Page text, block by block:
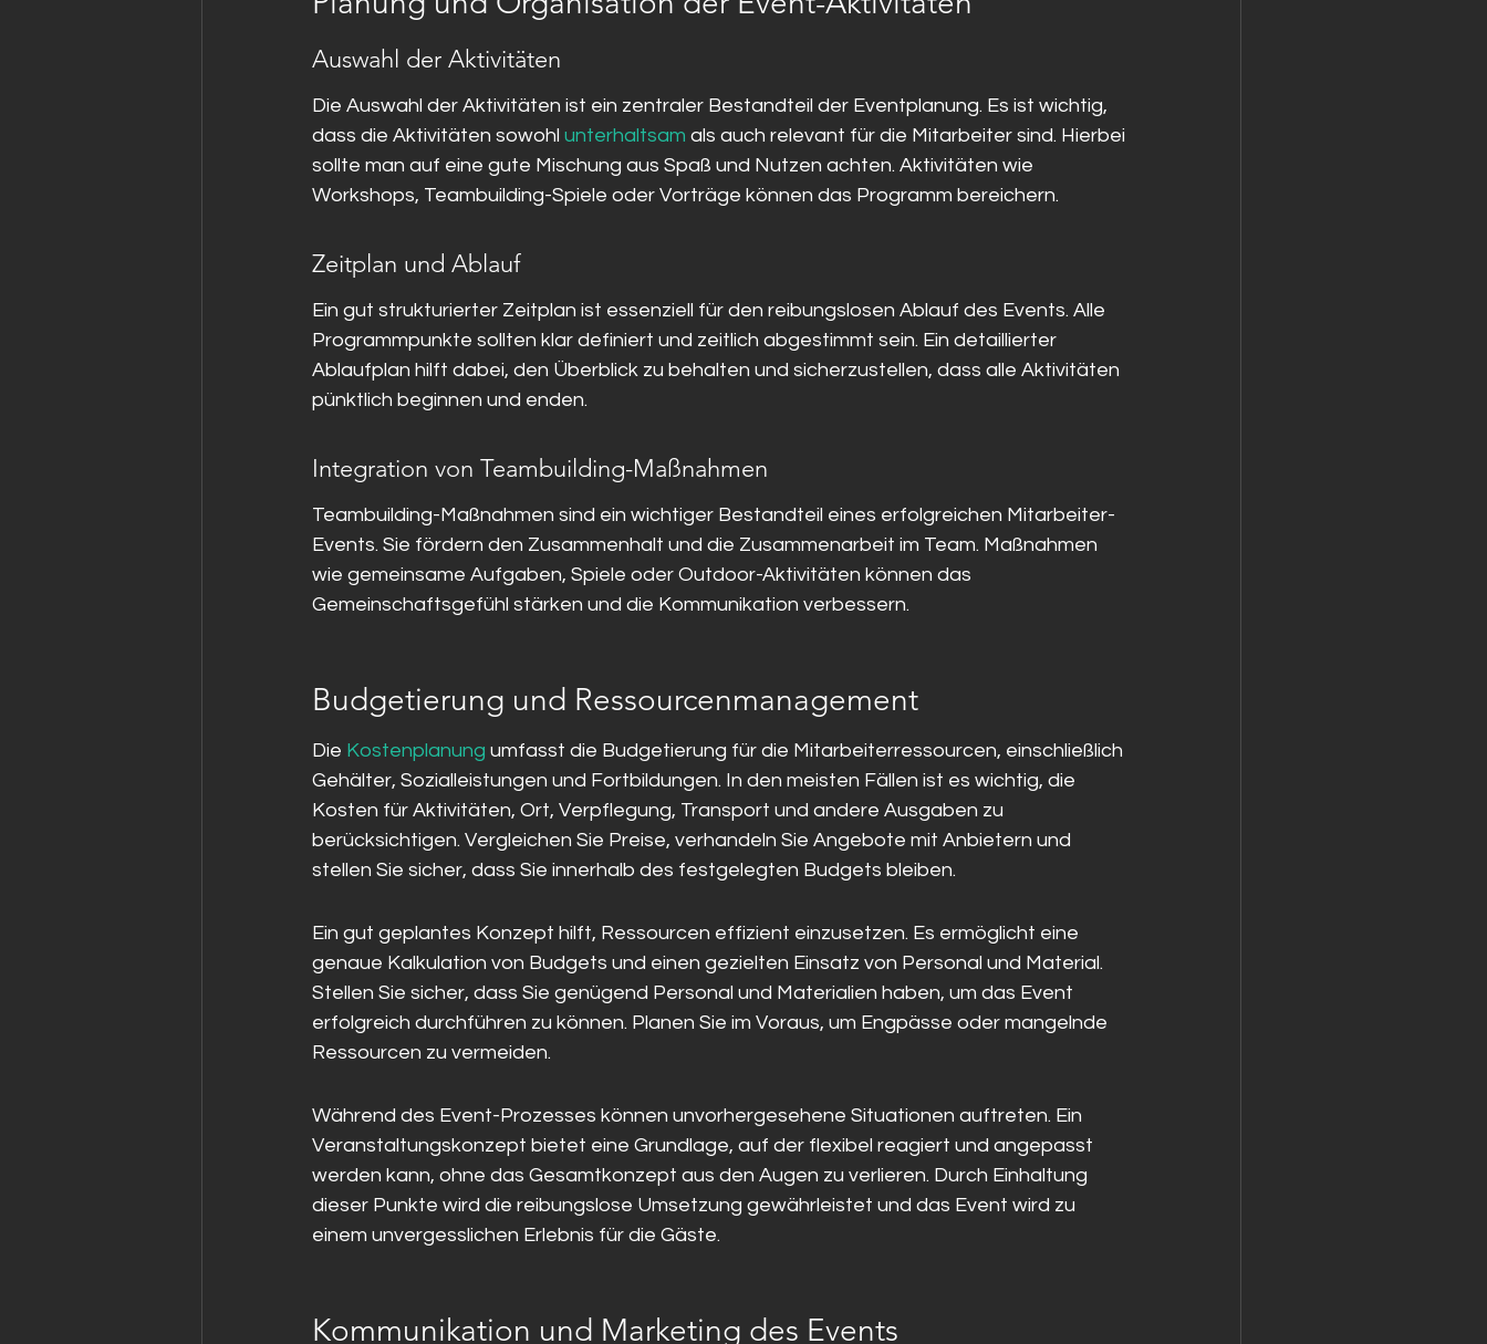
Auswahl der Aktivitäten
Die Auswahl der Aktivitäten ist ein zentraler Bestandteil der Eventplanung. Es ist wichtig,
dass die Aktivitäten sowohl unterhaltsam als auch relevant für die Mitarbeiter sind. Hierbei
sollte man auf eine gute Mischung aus Spaß und Nutzen achten. Aktivitäten wie
Workshops, Teambuilding-Spiele oder Vorträge können das Programm bereichern.
Zeitplan und Ablauf
Ein gut strukturierter Zeitplan ist essenziell für den reibungslosen Ablauf des Events. Alle
Programmpunkte sollten klar definiert und zeitlich abgestimmt sein. Ein detaillierter
Ablaufplan hilft dabei, den Überblick zu behalten und sicherzustellen, dass alle Aktivitäten
pünktlich beginnen und enden.
Integration von Teambuilding-Maßnahmen
Teambuilding-Maßnahmen sind ein wichtiger Bestandteil eines erfolgreichen Mitarbeiter-
Events. Sie fördern den Zusammenhalt und die Zusammenarbeit im Team. Maßnahmen
wie gemeinsame Aufgaben, Spiele oder Outdoor-Aktivitäten können das
Gemeinschaftsgefühl stärken und die Kommunikation verbessern.
Budgetierung und Ressourcenmanagement
Die Kostenplanung umfasst die Budgetierung für die Mitarbeiterressourcen, einschließlich
Gehälter, Sozialleistungen und Fortbildungen. In den meisten Fällen ist es wichtig, die
Kosten für Aktivitäten, Ort, Verpflegung, Transport und andere Ausgaben zu
berücksichtigen. Vergleichen Sie Preise, verhandeln Sie Angebote mit Anbietern und
stellen Sie sicher, dass Sie innerhalb des festgelegten Budgets bleiben.
Ein gut geplantes Konzept hilft, Ressourcen effizient einzusetzen. Es ermöglicht eine
genaue Kalkulation von Budgets und einen gezielten Einsatz von Personal und Material.
Stellen Sie sicher, dass Sie genügend Personal und Materialien haben, um das Event
erfolgreich durchführen zu können. Planen Sie im Voraus, um Engpässe oder mangelnde
Ressourcen zu vermeiden.
Während des Event-Prozesses können unvorhergesehene Situationen auftreten. Ein
Veranstaltungskonzept bietet eine Grundlage, auf der flexibel reagiert und angepasst
werden kann, ohne das Gesamtkonzept aus den Augen zu verlieren. Durch Einhaltung
dieser Punkte wird die reibungslose Umsetzung gewährleistet und das Event wird zu
einem unvergesslichen Erlebnis für die Gäste.
Kommunikation und Marketing des Events